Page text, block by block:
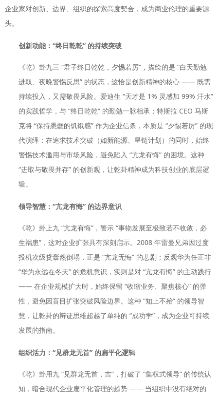
企业家对创新、边界、组织的探索高度契合，成为商业伦理的重要源
头。
创新动能：“终日乾乾” 的持续突破
《乾》卦九三 “君子终日乾乾，夕惕若厉”，描绘的是 “白天勤勉
进取、夜晚警惕反思” 的状态，这恰是创新精神的核心 —— 既需
持续投入，又需敬畏风险。爱迪生 “天才是 1% 灵感加 99% 汗水”
的实践哲学，与 “终日乾乾” 的勤勉一脉相承；特斯拉 CEO 马斯
克将 “保持愚蠢的饥饿感” 作为企业信条，本质是 “夕惕若厉” 的现
代演绎：在追求技术突破（如新能源、星链计划）的同时，始终
警惕技术滥用与市场风险，避免陷入 “亢龙有悔” 的困境。这种
“进取与敬畏并存” 的创新观，让乾卦精神成为科技创业的底层逻
辑。
领导智慧：“亢龙有悔” 的边界意识
《乾》卦上九 “亢龙有悔”，警示 “事物发展至极致若不收敛，必
生祸患”，这对企业扩张具有深刻启示。2008 年雷曼兄弟因过度
投机次级贷轰然倒塌，正是 “亢龙无悔” 的悲剧；反观华为任正非
“华为永远在冬天” 的危机意识，实则是对 “亢龙有悔” 的主动践行
—— 在企业规模扩大时，始终保留 “收缩业务、聚焦核心” 的弹
性，避免因盲目扩张突破风险边界。这种 “知止不殆” 的领导智
慧，让乾卦的辩证思维超越了单纯的 “成功学”，成为企业可持续
发展的指南。
组织活力：“见群龙无首” 的扁平化逻辑
《乾》卦用九 “见群龙无首，吉”，打破了 “集权式领导” 的传统认
知，暗合现代企业扁平化管理的趋势 —— 当组织中没有绝对的